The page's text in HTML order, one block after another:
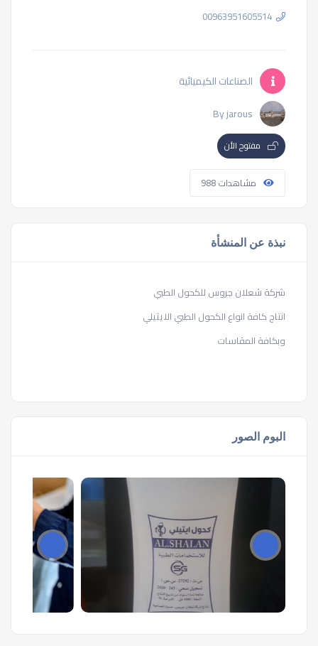
00963951605514
الصناعات الكيميائية
By jarous
مفتوح الأن
مشاهدات 988
نبذة عن المنشأة
شركة شعلان جروس للكحول الطبي
انتاج كافة انواع الكحول الطبي الايتيلي
وبكافة المقاسات
البوم الصور